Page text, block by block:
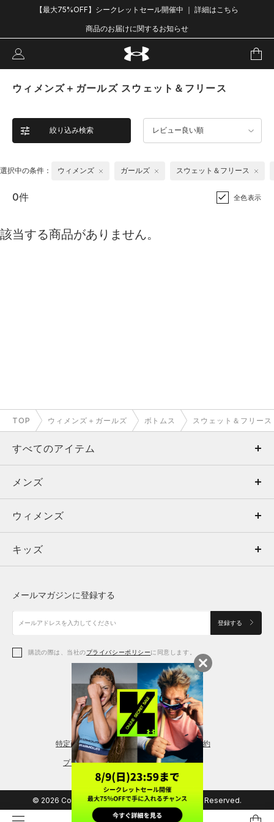
【最大75%OFF】シークレットセール開催中 ｜ 詳細はこちら
商品のお届けに関するお知らせ
ウィメンズ＋ガールズ スウェット＆フリース
絞り込み検索 レビュー良い順
選択中の条件： ウィメンズ ガールズ スウェット＆フリース
0件 全色表示
該当する商品がありません。
TOP ウィメンズ＋ガールズ ボトムス スウェット＆フリース
すべてのアイテム
メンズ
ウィメンズ
キッズ
アクセサリー
メンズ
トップス
ボトムス
アクセサリー
ウィメンズ
トップス
シューズ
アクセサリー
レギンス＆タイツ
キッズ
シューズ
メールマガジンに登録する
登録する
購読の際は、当社のプライバシーポリシーに同意します。
特定商取引法に基づく通販の表記 会員規約
プライバシーポリシー
© 2026 Copyright DOME Corporation. All Rights Reserved.